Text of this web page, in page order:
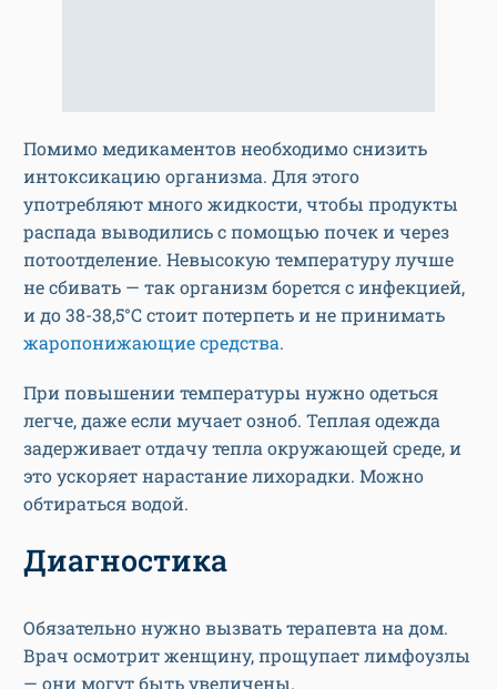
Помимо медикаментов необходимо снизить
интоксикацию организма. Для этого
употребляют много жидкости, чтобы продукты
распада выводились с помощью почек и через
потоотделение. Невысокую температуру лучше
не сбивать — так организм борется с инфекцией,
и до 38-38,5°С стоит потерпеть и не принимать
жаропонижающие средства.
При повышении температуры нужно одеться
легче, даже если мучает озноб. Теплая одежда
задерживает отдачу тепла окружающей среде, и
это ускоряет нарастание лихорадки. Можно
обтираться водой.
Диагностика
Обязательно нужно вызвать терапевта на дом.
Врач осмотрит женщину, прощупает лимфоузлы
— они могут быть увеличены.